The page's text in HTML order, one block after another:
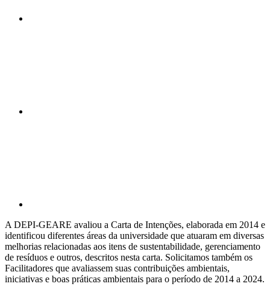
A DEPI-GEARE avaliou a Carta de Intenções, elaborada em 2014 e
identificou diferentes áreas da universidade que atuaram em diversas
melhorias relacionadas aos itens de sustentabilidade, gerenciamento
de resíduos e outros, descritos nesta carta. Solicitamos também os
Facilitadores que avaliassem suas contribuições ambientais,
iniciativas e boas práticas ambientais para o período de 2014 a 2024.